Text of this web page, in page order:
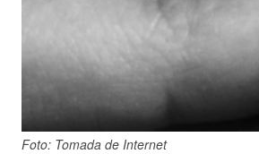
Foto: Tomada de Internet